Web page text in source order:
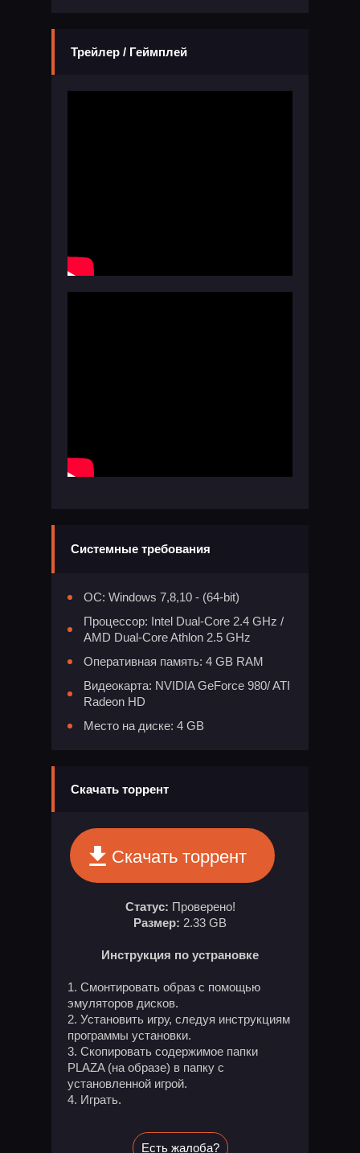
Трейлер / Геймплей
Системные требования
ОС: Windows 7,8,10 - (64-bit)
Процессор: Intel Dual-Core 2.4 GHz /
AMD Dual-Core Athlon 2.5 GHz
Оперативная память: 4 GB RAM
Видеокарта: NVIDIA GeForce 980/ ATI
Radeon HD
Место на диске: 4 GB
Скачать торрент
Скачать торрент
Статус: Проверено!
Размер: 2.33 GB
Инструкция по устрановке
Смонтировать образ с помощью
эмуляторов дисков.
Установить игру, следуя инструкциям
программы установки.
Скопировать содержимое папки
PLAZA (на образе) в папку с
установленной игрой.
Играть.
Есть жалоба?